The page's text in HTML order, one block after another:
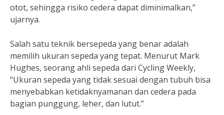
otot, sehingga risiko cedera dapat diminimalkan,”
ujarnya.
Salah satu teknik bersepeda yang benar adalah
memilih ukuran sepeda yang tepat. Menurut Mark
Hughes, seorang ahli sepeda dari Cycling Weekly,
“Ukuran sepeda yang tidak sesuai dengan tubuh bisa
menyebabkan ketidaknyamanan dan cedera pada
bagian punggung, leher, dan lutut.”